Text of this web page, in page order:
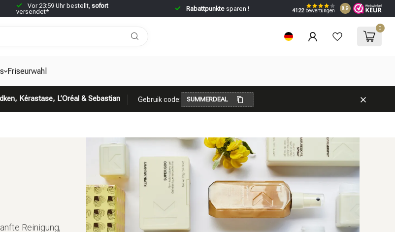
Vor 23:59 Uhr bestellt, sofort
versendet*
Rabattpunktesparen ! 4122bewertungen 8.9
0
Friseurwahl
Kérastase, L’Oréal & Sebastian Gebruik code: SUMMERDEAL
Reinigung,